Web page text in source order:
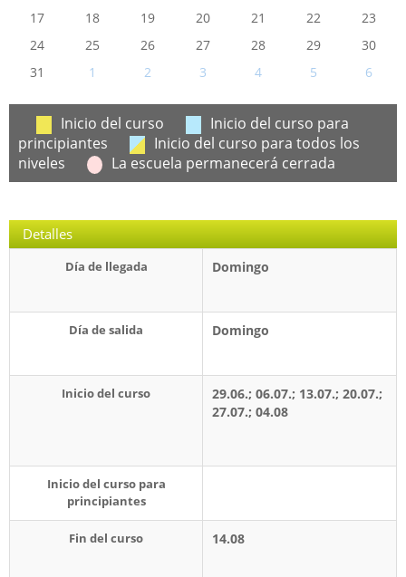
17
18 19 20 21 22
23
24
25 26 27 28 29
30
31
1 2 3 4 5 6
Inicio del curso
Inicio del curso para
principiantes
Inicio del curso para todos los
niveles
La escuela permanecerá cerrada
Detalles
Día de llegada Domingo
Día de salida Domingo
Inicio del curso
29.06.; 06.07.; 13.07.; 20.07.;
27.07.; 04.08
Inicio del curso para
principiantes
Fin del curso 14.08